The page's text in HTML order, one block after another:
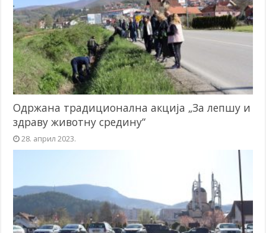
Одржана традиционална акција „За лепшу и
здраву животну средину“
28. април 2023.